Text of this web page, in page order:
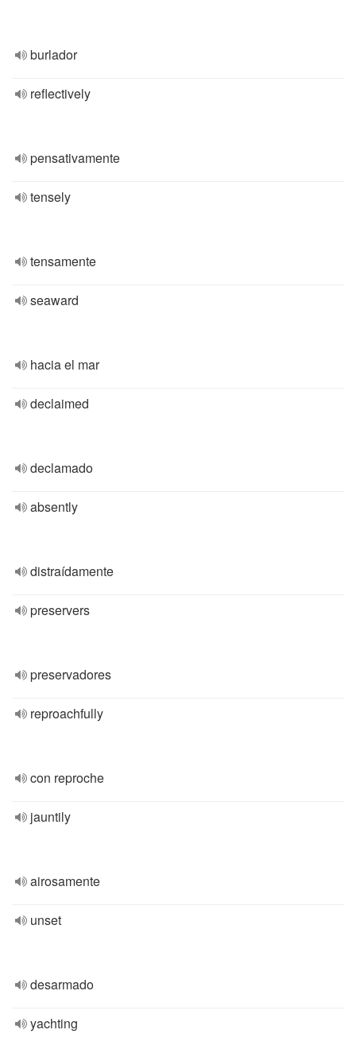
burlador
reflectively
pensativamente
tensely
tensamente
seaward
hacia el mar
declaimed
declamado
absently
distraídamente
preservers
preservadores
reproachfully
con reproche
jauntily
airosamente
unset
desarmado
yachting